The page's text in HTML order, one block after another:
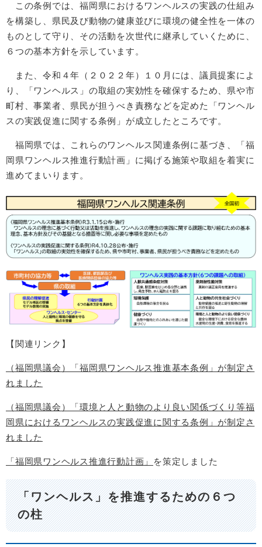
この条例では、福岡県におけるワンヘルスの実践の仕組み
を構築し、県民及び動物の健康並びに環境の健全性を一体の
ものとして守り、その活動を次世代に継承していくために、
６つの基本方針を示しています。
また、令和４年（２０２２年）１０月には、議員提案によ
り、「ワンヘルス」の取組の実効性を確保するため、県や市
町村、事業者、県民が担うべき責務などを定めた「ワンヘル
スの実践促進に関する条例」が成立したところです。
福岡県では、これらのワンヘルス関連条例に基づき、「福
岡県ワンヘルス推進行動計画」に掲げる施策や取組を着実に
進めてまいります。
【関連リンク】
（福岡県議会）「福岡県ワンヘルス推進基本条例」が制定さ
れました
（福岡県議会）「環境と人と動物のより良い関係づくり等福
岡県におけるワンヘルスの実践促進に関する条例」が制定さ
れました
「福岡県ワンヘルス推進行動計画」 を策定しました
「ワンヘルス」を推進するための６つ
の柱